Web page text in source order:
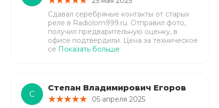
Сдавал серебряные контакты от старых
реле в Radiolom999.ru. Отправил фото,
получил предварительную оценку, в
офисе подтвердили. Цена за техническое
се Показать больше
С
Степан Владимирович Егоров
05 апреля 2025